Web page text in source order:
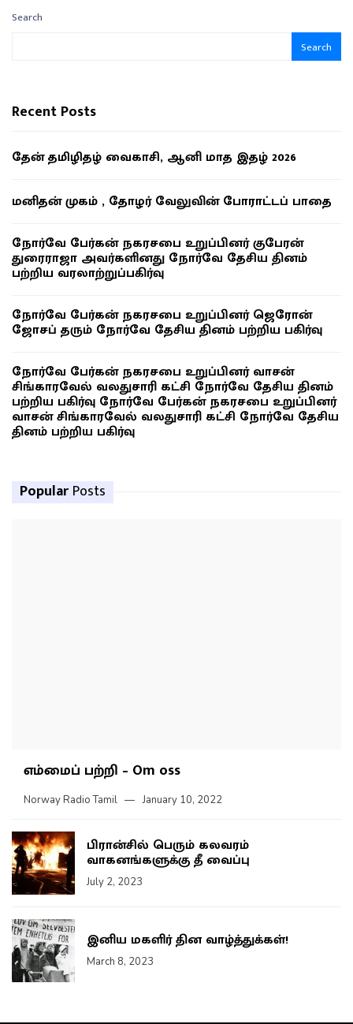
Search
Search
Recent Posts
தேன் தமிழிதழ் வைகாசி, ஆனி மாத இதழ் 2026
மனிதன் முகம் , தோழர் வேலுவின் போராட்டப் பாதை
நோர்வே பேர்கன் நகரசபை உறுப்பினர் குபேரன்
துரைராஜா அவர்களினது நோர்வே தேசிய தினம்
பற்றிய வரலாற்றுப்பகிர்வு
நோர்வே பேர்கன் நகரசபை உறுப்பினர் ஜெரோன்
ஜோசப் தரும் நோர்வே தேசிய தினம் பற்றிய பகிர்வு
நோர்வே பேர்கன் நகரசபை உறுப்பினர் வாசன்
சிங்காரவேல் வலதுசாரி கட்சி நோர்வே தேசிய தினம்
பற்றிய பகிர்வு நோர்வே பேர்கன் நகரசபை உறுப்பினர்
வாசன் சிங்காரவேல் வலதுசாரி கட்சி நோர்வே தேசிய
தினம் பற்றிய பகிர்வு
Popular Posts
எம்மைப் பற்றி – Om oss
Norway Radio Tamil January 10, 2022
பிரான்சில் பெரும் கலவரம்
வாகனங்களுக்கு தீ வைப்பு
July 2, 2023
இனிய மகளிர் தின வாழ்த்துக்கள்!
March 8, 2023